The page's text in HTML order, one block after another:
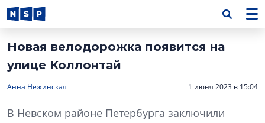
Новая велодорожка появится на
улице Коллонтай
Анна Нежинская 1 июня 2023 в 15:04
В Невском районе Петербурга заключили